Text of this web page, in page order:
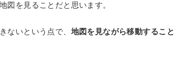
図を見ることだと思います。
ないという点で、 地図を見ながら移動すること